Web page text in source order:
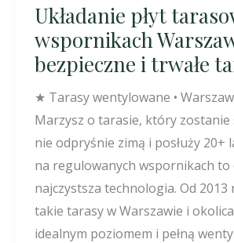
Układanie płyt
wspornikach
bezpieczne i trwałe
★ Tarasy wentylowane •
Marzysz o tarasie, który zostanie
nie odpryśnie zimą i posłuży 20+
na regulowanych wspornikach to
najczystsza technologia. Od
takie tarasy w Warszawie i
idealnym poziomem i pełną